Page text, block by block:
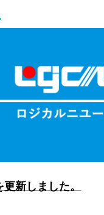
新しました。